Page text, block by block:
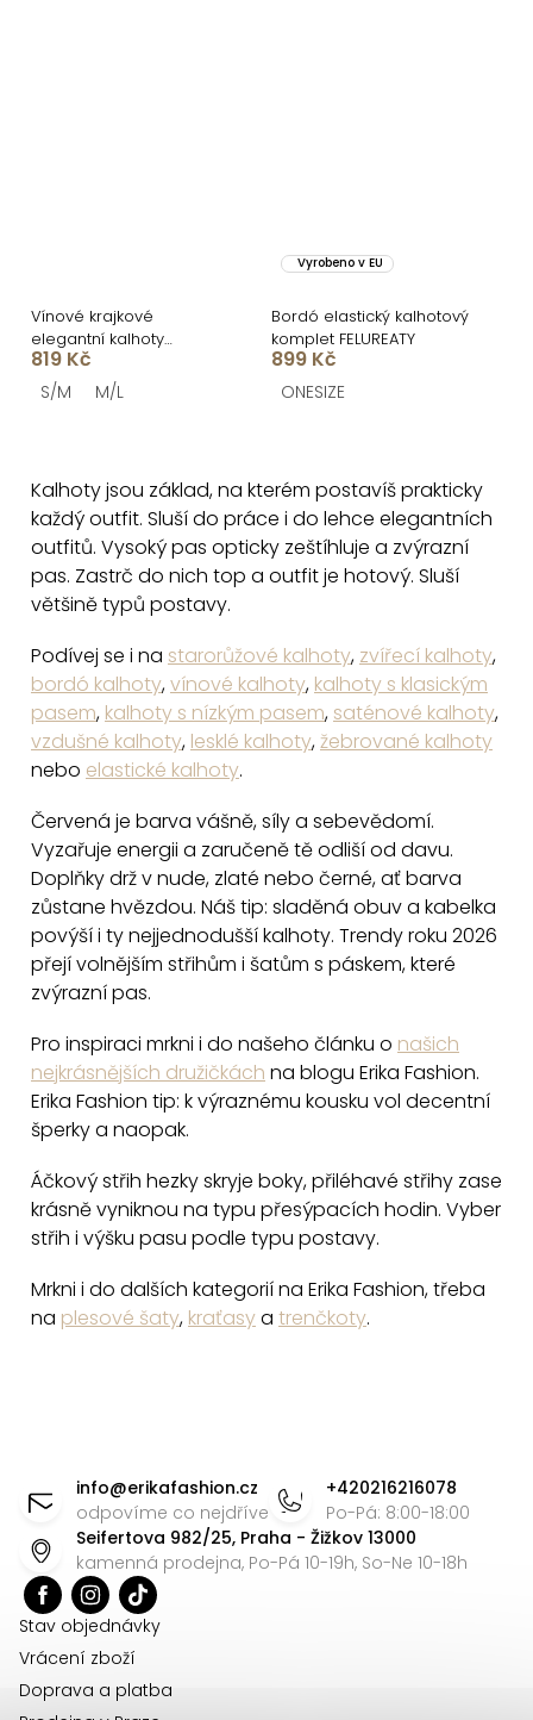
Vínové krajkové
elegantní kalhoty
FYNORIA
819 Kč
S/M M/L
Vyrobeno v EU
Bordó elastický kalhotový
komplet FELUREATY
899 Kč
ONESIZE
l
á
d
í
p
r
v
y
v
ý
p
i
s
Kalhoty jsou základ, na kterém postavíš prakticky
každý outfit. Sluší do práce i do lehce elegantních
outfitů. Vysoký pas opticky zeštíhluje a zvýrazní
pas. Zastrč do nich top a outfit je hotový. Sluší
většině typů postavy.
Podívej se i na starorůžové kalhoty, zvířecí kalhoty,
bordó kalhoty,vínové kalhoty, kalhoty s klasickým
pasem, kalhoty s nízkým pasem, saténové kalhoty,
vzdušné kalhoty, lesklé kalhoty,žebrované kalhoty
nebo elastické kalhoty.
Červená je barva vášně, síly a sebevědomí.
Vyzařuje energii a zaručeně tě odliší od davu.
Doplňky drž v nude, zlaté nebo černé, ať barva
zůstane hvězdou. Náš tip: sladěná obuv a kabelka
povýší i ty nejjednodušší kalhoty. Trendy roku 2026
přejí volnějším střihům i šatům s páskem, které
zvýrazní pas.
Pro inspiraci mrkni i do našeho článku o našich
nejkrásnějších družičkách na blogu Erika Fashion.
Erika Fashion tip: k výraznému kousku vol decentní
šperky a naopak.
Áčkový střih hezky skryje boky, přiléhavé střihy zase
krásně vyniknou na typu přesýpacích hodin. Vyber
střih i výšku pasu podle typu postavy.
Mrkni i do dalších kategorií na Erika Fashion, třeba
na plesové šaty, kraťasya trenčkoty.
info@erikafashion.cz
odpovíme co nejdříve
+420216216078
Po-Pá: 8:00-18:00
Seifertova 982/25, Praha - Žižkov 13000
kamenná prodejna, Po-Pá 10-19h, So-Ne 10-18h
Stav objednávky
Vrácení zboží
Doprava a platba